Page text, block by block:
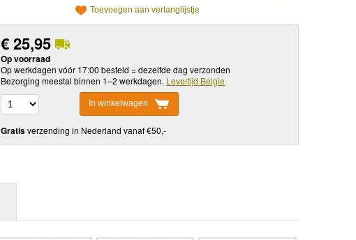
Toevoegen aan verlanglijstje
€25,95
Op voorraad
Op werkdagen vóór 17:00 besteld = dezelfde dag verzonden
Bezorging meestal binnen 1–2 werkdagen. Levertijd Belgie
In winkelwagen
Gratisverzending in Nederland vanaf €50,-